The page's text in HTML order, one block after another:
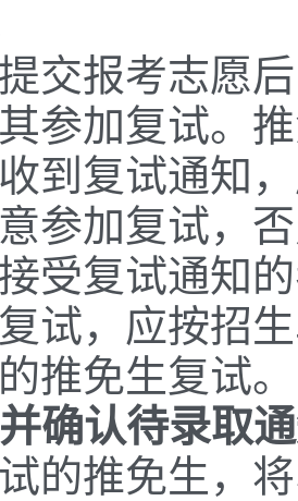
交报考志愿
参加复试。
到复试通知
参加复试，
受复试通知
试，应按招
推免生复试。
确认待录取
的推免生，